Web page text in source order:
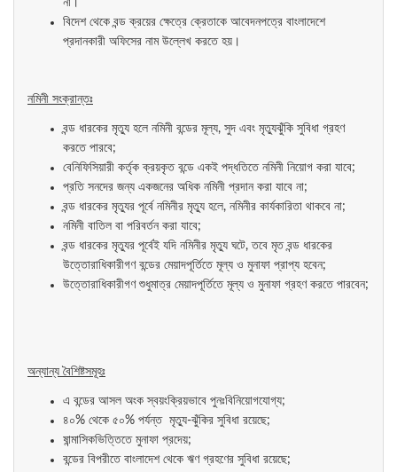
না।
বিদেশ থেকে বন্ড ক্রয়ের ক্ষেত্রে ক্রেতাকে আবেদনপত্রে বাংলাদেশে
প্রদানকারী অফিসের নাম উল্লেখ করতে হয়।
নমিনী সংক্রান্তঃ
বন্ড ধারকের মৃত্যু হলে নমিনী বন্ডের মূল্য, সুদ এবং মৃত্যুঝুঁকি সুবিধা গ্রহণ
করতে পারবে;
বেনিফিসিয়ারী কর্তৃক ক্রয়কৃত বন্ডে একই পদ্ধতিতে নমিনী নিয়োগ করা যাবে;
প্রতি সনদের জন্য একজনের অধিক নমিনী প্রদান করা যাবে না;
বন্ড ধারকের মৃত্যুর পূর্বে নমিনীর মৃত্যু হলে, নমিনীর কার্যকারিতা থাকবে না;
নমিনী বাতিল বা পরিবর্তন করা যাবে;
বন্ড ধারকের মৃত্যুর পূর্বেই যদি নমিনীর মৃত্যু ঘটে, তবে মৃত বন্ড ধারকের
উত্তোরাধিকারীগণ বন্ডের মেয়াদপূর্তিতে মূল্য ও মুনাফা প্রাপ্য হবেন;
উত্তোরাধিকারীগণ শুধুমাত্র মেয়াদপূর্তিতে মূল্য ও মুনাফা গ্রহণ করতে পারবেন;
অন্যান্য বৈশিষ্টসমূহঃ
এ বন্ডের আসল অংক স্বয়ংক্রিয়ভাবে পুনঃবিনিয়োগযোগ্য;
৪০% থেকে ৫০% পর্যন্ত মৃত্যু-ঝুঁকির সুবিধা রয়েছে;
ষান্মাসিকভিত্তিতে মুনাফা প্রদেয়;
বন্ডের বিপরীতে বাংলাদেশ থেকে ঋণ গ্রহণের সুবিধা রয়েছে;